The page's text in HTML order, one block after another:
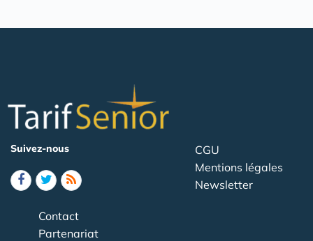
Suivez-nous
CGU
Mentions légales
Newsletter
Contact
Partenariat